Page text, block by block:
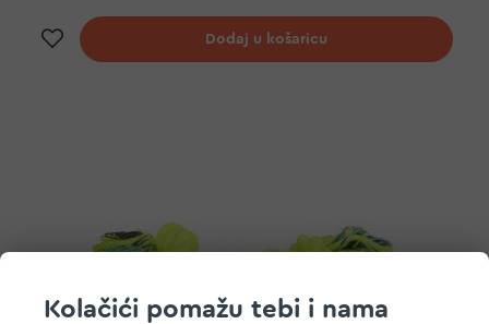
Kolačići pomažu tebi i nama
Dodaj na listu želja
Dodaj u košaricu